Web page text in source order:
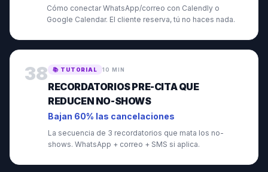
Cómo conectar WhatsApp/correo con Calendly o
Google Calendar. El cliente reserva, tú no haces nada.
38 📚 TUTORIAL 10 MIN
RECORDATORIOS PRE-CITA QUE
REDUCEN NO-SHOWS
Bajan 60% las cancelaciones
La secuencia de 3 recordatorios que mata los no-
shows. WhatsApp + correo + SMS si aplica.